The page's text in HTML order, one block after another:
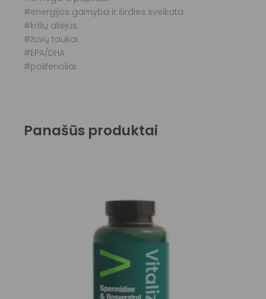
#energijos gamyba ir širdies sveikata
#krilių aliejus
#žuvų taukai
#EPA/DHA
#polifenoliai
Panašūs produktai